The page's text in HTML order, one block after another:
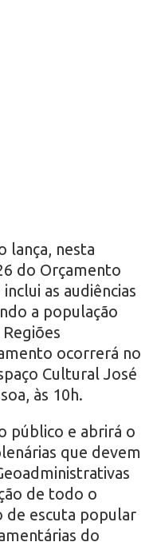
lança, nesta
do Orçamento
as audiências
a população
ocorrerá no
Cultural José
às 10h.
público e abrirá o
que devem
de todo o
de escuta popular
do